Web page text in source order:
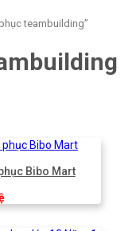
teambuilding”
Bibo Mart